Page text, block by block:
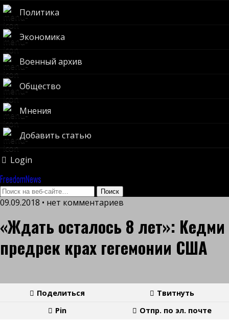
Политика
Экономика
Военный архив
Общество
Мнения
Добавить статью
Login
FreedomNews
09.09.2018 • нет комментариев
«Ждать осталось 8 лет»: Кедми
предрек крах гегемонии США
Поделиться
Твитнуть
Pin
Отпр. по эл. почте